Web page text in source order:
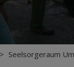
> Seelsorgeraum